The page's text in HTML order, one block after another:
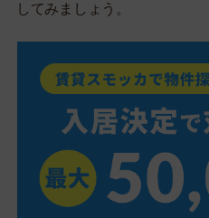
してみましょう。